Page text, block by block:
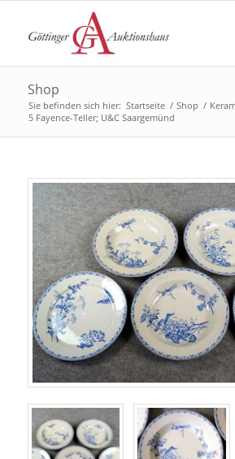
Shop
Sie befinden sich hier: Startseite / Shop /
5 Fayence-Teller; U&C Saargemünd